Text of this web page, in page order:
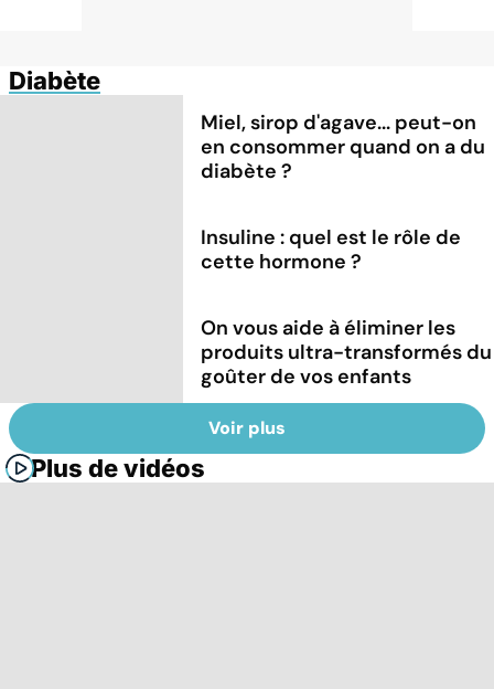
Diabète
Miel, sirop d'agave... peut-on
en consommer quand on a du
diabète ?
Insuline : quel est le rôle de
cette hormone ?
On vous aide à éliminer les
produits ultra-transformés du
goûter de vos enfants
Voir plus
Plus de vidéos